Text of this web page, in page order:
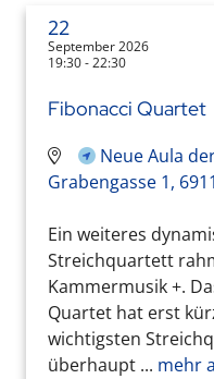
22
September 2026
19:30 - 22:30
Fibonacci Quartet
Neue Aula
Grabengasse 1,
Ein weiteres
Streichquartett
Kammermusik +.
Quartet hat erst
wichtigsten
überhaupt ... mehr